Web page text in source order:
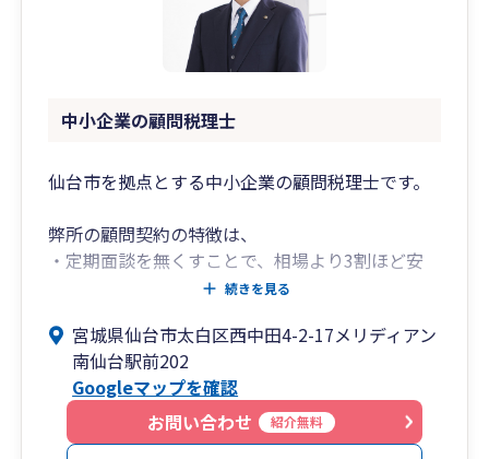
「困ったときにすぐ相談できる存在」として、皆
さまの事業の継続と発展に伴走いたします。
Shirata Yuichi Tax Accountant Office provides
comprehensive tax and accounting services for
We specialize in both domestic and
reliable solutions to support sound
management decisions.
中小企業の顧問税理士
仙台市を拠点とする中小企業の顧問税理士です。
弊所の顧問契約の特徴は、
・定期面談を無くすことで、相場より3割ほど安
力を強力にバックアップ
・多数の提携先により、マーケティングや融資、
資金繰りの相談可
といった点で、スタートアップ企業様や法人成り
したばかりの経営者様に特にお喜び頂いておりま
続きを見る
宮城県仙台市太白区西中田4-2-17メリディアン
南仙台駅前202
Googleマップを確認
お問い合わせ
紹介無料